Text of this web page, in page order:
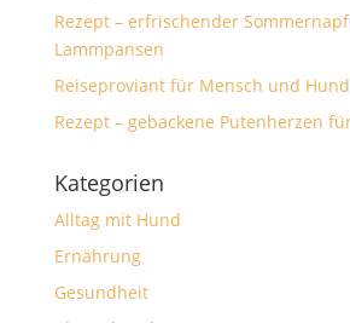
Rezept – erfrischender
Lammpansen
Reiseproviant für Mensch und Hund
Rezept – gebackene Putenherzen
Kategorien
Alltag mit Hund
Ernährung
Gesundheit